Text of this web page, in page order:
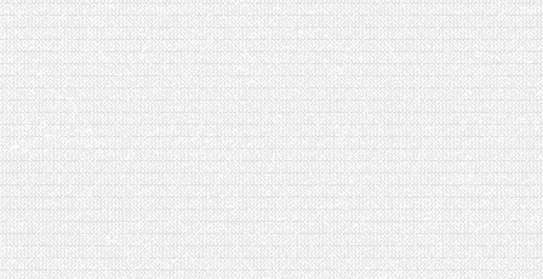
BIOTYFULL BOX DES MOIS DE FÉVRIER ET
MARS 2024 FEAT. AKILA
[VIDÉO] LA SÉLECTION DU MOIS
#JANVIER2024
[VIDÉO] HELLOFRESH #34 : IDÉES
RECETTES RISOTTO